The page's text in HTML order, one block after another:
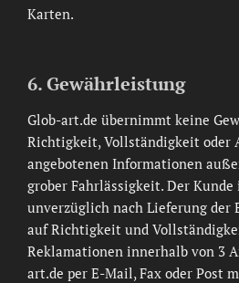
Karten.
6. Gewährleistung
Glob-art.de übernimmt keine
Richtigkeit, Vollständigkeit oder
angebotenen Informationen
grober Fahrlässigkeit. Der
unverzüglich nach Lieferung
auf Richtigkeit und
Reklamationen innerhalb von 3
art.de per E-Mail, Fax oder Post